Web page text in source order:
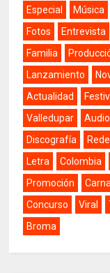
Especial
Música
Fotos
Entrevista
Familia
Lanzamiento
Actualidad
Valledupar
Audio
Discografía
Letra
Colombia
Promoción
Concurso
Viral
Broma